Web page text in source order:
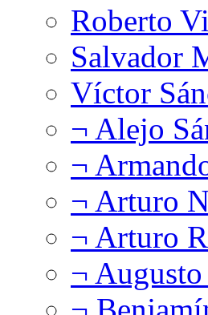
Roberto
Salvador
Víctor
¬ Alejo
¬
¬ Arturo
¬ Arturo
¬